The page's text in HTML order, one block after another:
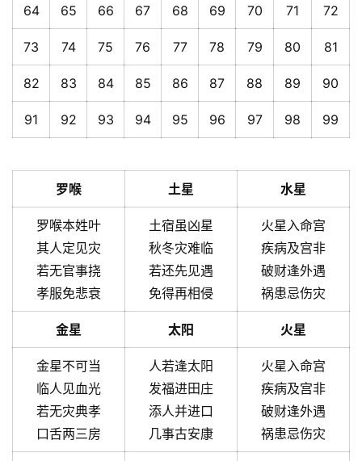
64 65 66 67 68 69 70 71 72
73 74 75 76 77 78 79 80 81
82 83 84 85 86 87 88 89 90
91 92 93 94 95 96 97 98 99
罗喉 土星 水星
罗喉本姓叶
其人定见灾
若无官事挠
孝服免悲衰
土宿虽凶星
秋冬灾难临
若还先见遇
免得再相侵
火星入命宫
疾病及宫非
破财逢外遇
祸患忌伤灾
金星 太阳 火星
金星不可当
临人见血光
若无灾典孝
口舌两三房
人若逢太阳
发福进田庄
添人并进口
几事古安康
火星入命宫
疾病及宫非
破财逢外遇
祸患忌伤灾